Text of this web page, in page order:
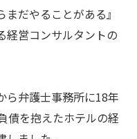
だやることがある』
営コンサルタントの
弁護士事務所に18年
債を抱えたホテルの経